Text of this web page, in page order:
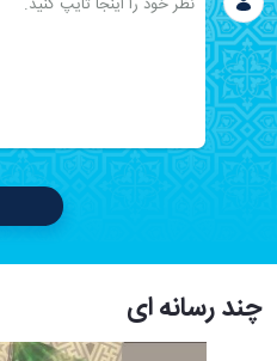
چند رسانه ای